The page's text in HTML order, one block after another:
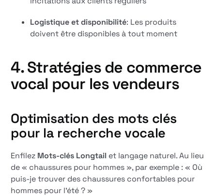
Logistique et disponibilité: Les produits
doivent être disponibles à tout moment
4. Stratégies de commerce
vocal pour les vendeurs
Optimisation des mots clés
pour la recherche vocale
Enfilez Mots-clés Longtail et langage naturel. Au lieu
de « chaussures pour hommes », par exemple : « Où
puis-je trouver des chaussures confortables pour
hommes pour l'été ? »